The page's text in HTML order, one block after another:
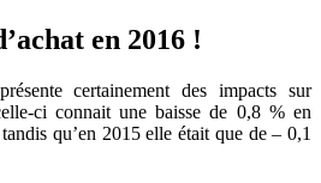
en 2016 !
certainement des impacts sur
ci connait une baisse de 0,8 % en
qu’en 2015 elle était que de – 0,1